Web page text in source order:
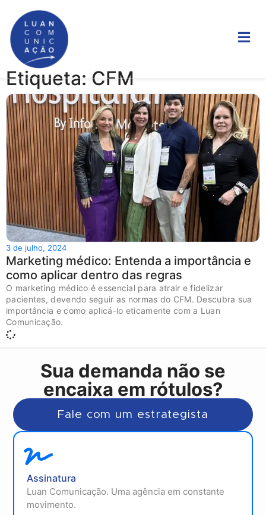
Etiqueta: CFM
3 de julho, 2024
Marketing médico: Entenda a importância e
como aplicar dentro das regras
O marketing médico é essencial para atrair e fidelizar
pacientes, devendo seguir as normas do CFM. Descubra sua
importância e como aplicá-lo eticamente com a Luan
Comunicação.
Sua demanda não se
encaixa em rótulos?
Fale com um estrategista
Assinatura
Luan Comunicação. Uma agência em constante
movimento.